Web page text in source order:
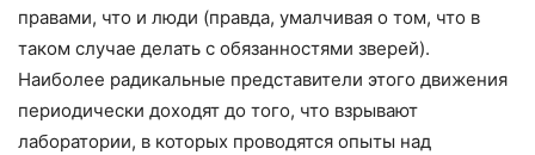
правами, что и люди (правда, умалчивая о том, что в
таком случае делать с обязанностями зверей).
Наиболее радикальные представители этого движения
периодически доходят до того, что взрывают
лаборатории, в которых проводятся опыты над